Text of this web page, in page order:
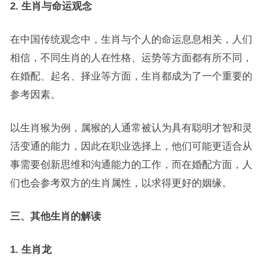
2. 生肖与命运观念
在中国传统观念中，生肖与个人的命运息息相关，人们
相信，不同生肖的人在性格、运势等方面都有所不同，
在婚配、起名、择业等方面，生肖都成为了一个重要的
参考因素。
以生肖猴为例，属猴的人通常被认为具有聪明才智和灵
活变通的能力，因此在职业选择上，他们可能更适合从
事需要创新思维和沟通能力的工作，而在婚配方面，人
们也会参考双方的生肖属性，以求得更好的姻缘。
三、其他生肖的解读
1. 生肖龙